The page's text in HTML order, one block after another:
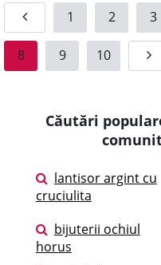
1 2 3
8 9 10
Căutări
lantisor argint cu
cruciulita
bijuterii ochiul
horus